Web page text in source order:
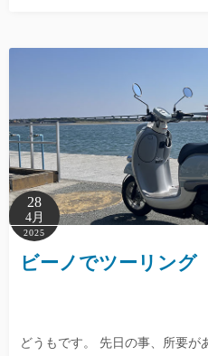
28
4月
2025
ビーノでツーリング
どうもです。 先日の事、所要が